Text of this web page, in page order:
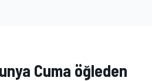
Cuma öğleden